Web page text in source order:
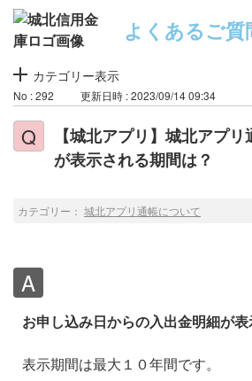
よくあるご質
カテゴリー表示
No : 292 更新日時 : 2023/09/14 09:34
【城北アプリ】城北アプ
が表示される期間は？
カテゴリー： 城北アプリ通帳について
お申し込み日からの入出金明細が表
表示期間は最大１０年間です。